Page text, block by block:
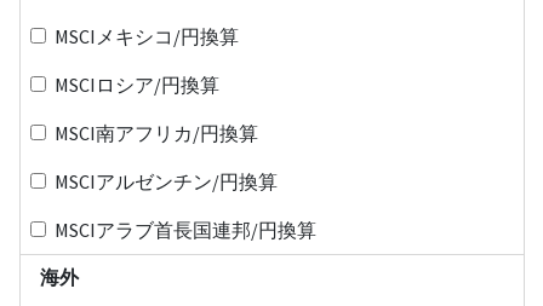
MSCIメキシコ/円換算
MSCIロシア/円換算
MSCI南アフリカ/円換算
MSCIアルゼンチン/円換算
MSCIアラブ首長国連邦/円換算
海外